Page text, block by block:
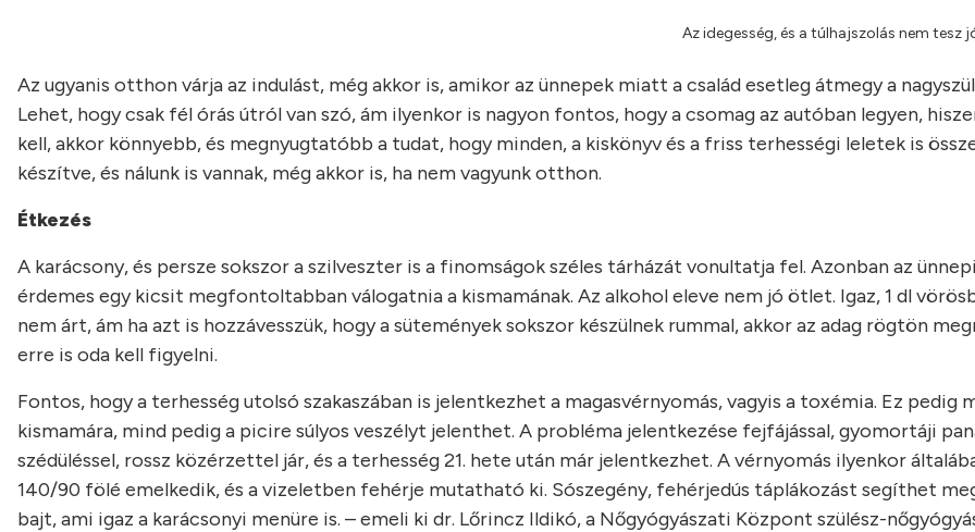
Az idegesség, és a túlhajszolás nem tesz
Az ugyanis otthon várja az indulást, még akkor is, amikor az ünnepek miatt a család esetleg átmegy a
Lehet, hogy csak fél órás útról van szó, ám ilyenkor is nagyon fontos, hogy a csomag az autóban legyen,
kell, akkor könnyebb, és megnyugtatóbb a tudat, hogy minden, a kiskönyv és a friss terhességi leletek is
készítve, és nálunk is vannak, még akkor is, ha nem vagyunk otthon.
Étkezés
A karácsony, és persze sokszor a szilveszter is a finomságok széles tárházát vonultatja fel. Azonban az
érdemes egy kicsit megfontoltabban válogatnia a kismamának. Az alkohol eleve nem jó ötlet. Igaz, 1 dl
nem árt, ám ha azt is hozzávesszük, hogy a sütemények sokszor készülnek rummal, akkor az adag rögtön
erre is oda kell figyelni.
Fontos, hogy a terhesség utolsó szakaszában is jelentkezhet a magasvérnyomás, vagyis a toxémia. Ez pedig
kismamára, mind pedig a picire súlyos veszélyt jelenthet. A probléma jelentkezése fejfájással, gyomortáji
szédüléssel, rossz közérzettel jár, és a terhesség 21. hete után már jelentkezhet. A vérnyomás ilyenkor
140/90 fölé emelkedik, és a vizeletben fehérje mutatható ki. Sószegény, fehérjedús táplákozást segíthet
bajt, ami igaz a karácsonyi menüre is. – emeli ki dr. Lőrincz Ildikó, a Nőgyógyászati Központ szülész-